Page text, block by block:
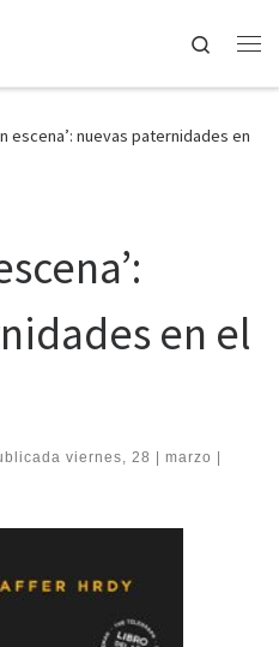
Search
escena’: nuevas paternidades en
en el
viernes, 28 | marzo |